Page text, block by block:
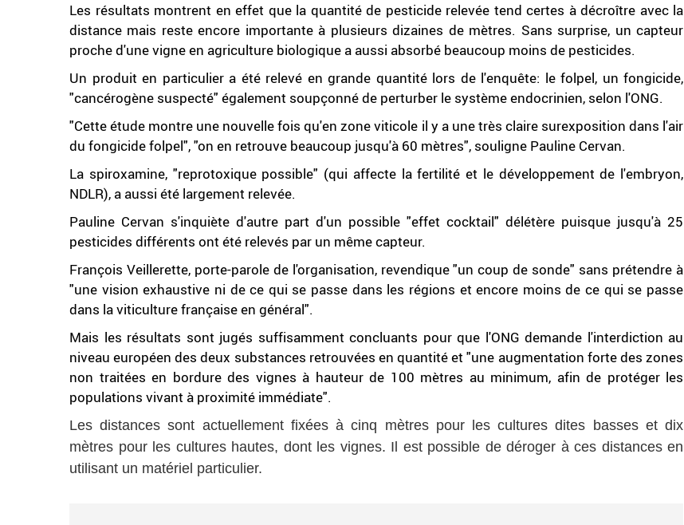
Les résultats montrent en effet que la quantité de pesticide relevée tend certes à décroître avec la
distance mais reste encore importante à plusieurs dizaines de mètres. Sans surprise, un capteur
proche d'une vigne en agriculture biologique a aussi absorbé beaucoup moins de pesticides.
Un produit en particulier a été relevé en grande quantité lors de l'enquête: le folpel, un fongicide,
"cancérogène suspecté" également soupçonné de perturber le système endocrinien, selon l'ONG.
"Cette étude montre une nouvelle fois qu'en zone viticole il y a une très claire surexposition dans l'air
du fongicide folpel", "on en retrouve beaucoup jusqu'à 60 mètres", souligne Pauline Cervan.
La spiroxamine, "reprotoxique possible" (qui affecte la fertilité et le développement de l'embryon,
NDLR), a aussi été largement relevée.
Pauline Cervan s'inquiète d'autre part d'un possible "effet cocktail" délétère puisque jusqu'à 25
pesticides différents ont été relevés par un même capteur.
François Veillerette, porte-parole de l'organisation, revendique "un coup de sonde" sans prétendre à
"une vision exhaustive ni de ce qui se passe dans les régions et encore moins de ce qui se passe
dans la viticulture française en général".
Mais les résultats sont jugés suffisamment concluants pour que l'ONG demande l'interdiction au
niveau européen des deux substances retrouvées en quantité et "une augmentation forte des zones
non traitées en bordure des vignes à hauteur de 100 mètres au minimum, afin de protéger les
populations vivant à proximité immédiate".
Les distances sont actuellement fixées à cinq mètres pour les cultures dites basses et dix
mètres pour les cultures hautes, dont les vignes. Il est possible de déroger à ces distances en
utilisant un matériel particulier.